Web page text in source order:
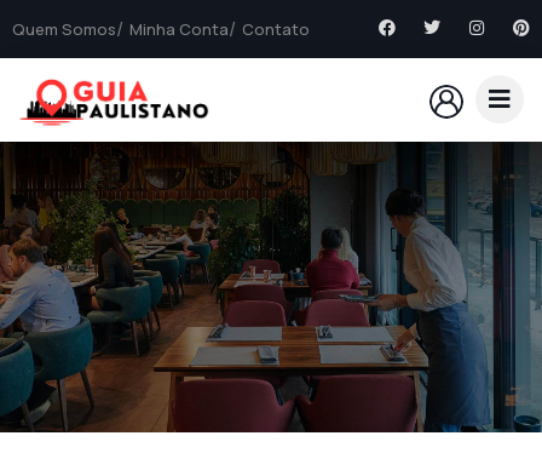
Quem Somos Minha Conta Contato